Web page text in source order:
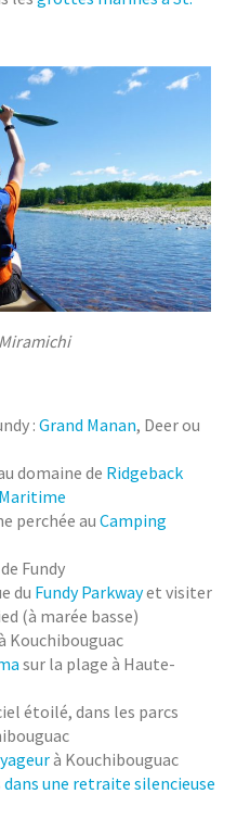
:Grand Manan, Deer ou
domaine de Ridgeback
perchée auCamping
Fundy
du Fundy Parkwayet visiter
(à marée basse)
Kouchibouguac
sur la plage à Haute-
étoilé, dans les parcs
à Kouchibouguac
dans une retraite silencieuse